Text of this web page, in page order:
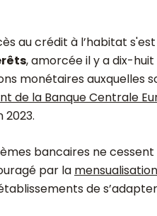
au crédit à l’habitat
, amorcée il y a dix-huit
monétaires auxquelles
de la Banque Centrale
2023.
bancaires ne
par la
de